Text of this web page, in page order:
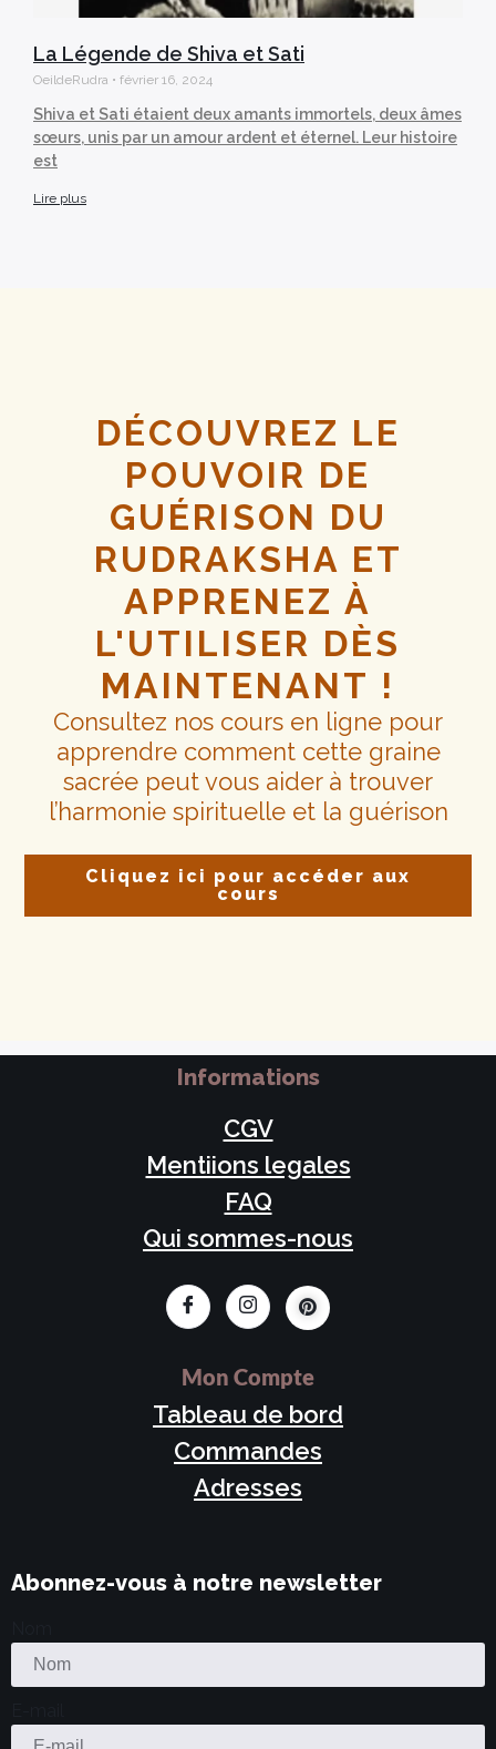
La Légende de Shiva et Sati
OeildeRudra février 16, 2024
Shiva et Sati étaient deux amants immortels, deux âmes
sœurs, unis par un amour ardent et éternel. Leur histoire
est
Lire plus
DÉCOUVREZ LE
POUVOIR DE
GUÉRISON DU
RUDRAKSHA ET
APPRENEZ À
L'UTILISER DÈS
MAINTENANT !
Consultez nos cours en ligne pour
apprendre comment cette graine
sacrée peut vous aider à trouver
l’harmonie spirituelle et la guérison
Cliquez ici pour accéder aux
cours
Informations
CGV
Mentiions legales
FAQ
Qui sommes-nous
Mon Compte
Tableau de bord
Commandes
Adresses
Abonnez-vous à notre newsletter